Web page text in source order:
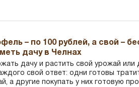
– по 100 рублей, а свой –
дачу в Челнах
дачу и растить свой урожай или
свой ответ: одни готовы
а другие покупать у них готовую